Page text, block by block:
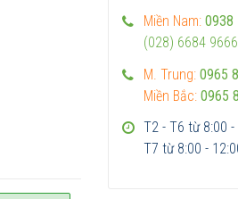
Miền Nam:
(028) 6684 9666
M. Trung:0965
Miền Bắc:0965
T2 - T6 từ 8:00 -
T7 từ 8:00 -